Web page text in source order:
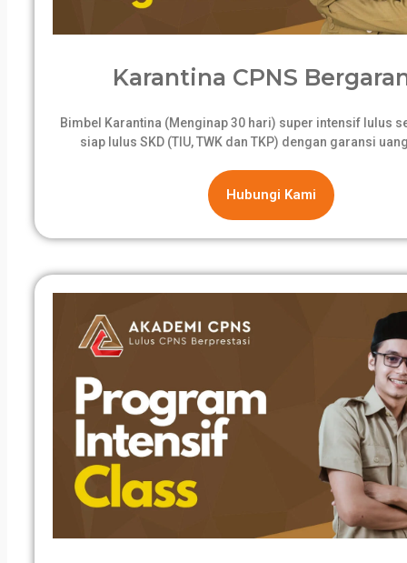
Karantina CPNS
Bimbel Karantina (Menginap 30 hari) super intensif lulus
siap lulus SKD (TIU, TWK dan TKP) dengan garansi
Hubungi Kami